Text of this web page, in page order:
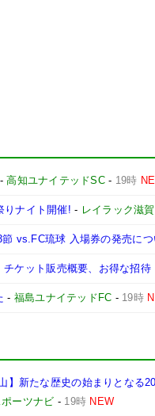
-高知ユナイテッドSC- 19時
りナイト開催! - レイラック滋
vs.FC琉球 入場券の発売につ
チケット販売概要、お得な招
- 福島ユナイテッドFC - 19時
】新たな歴史の始まりとなる
ポーツナビ - 19時 NEW